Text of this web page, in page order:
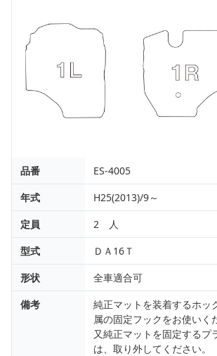
品番
ES-4005
年式
H25(2013)/9～
定員
2 人
型式
ＤＡ16Ｔ
形状
全車適合可
備考
純正マットを装着するホッ
属の固定フックをお使いく
又純正マットを固定するプ
は、取り外してください。